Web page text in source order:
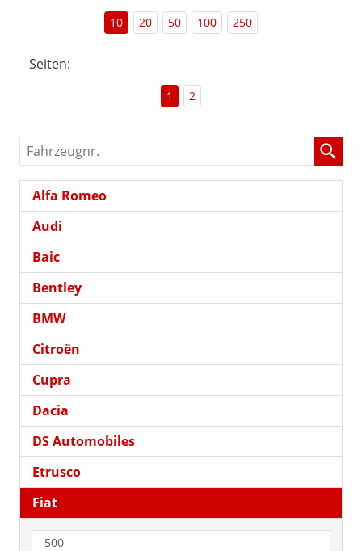
10 20 50 100 250
Seiten:
1 2
Fahrzeugnr.
Alfa Romeo
Audi
Baic
Bentley
BMW
Citroën
Cupra
Dacia
DS Automobiles
Etrusco
Fiat
500